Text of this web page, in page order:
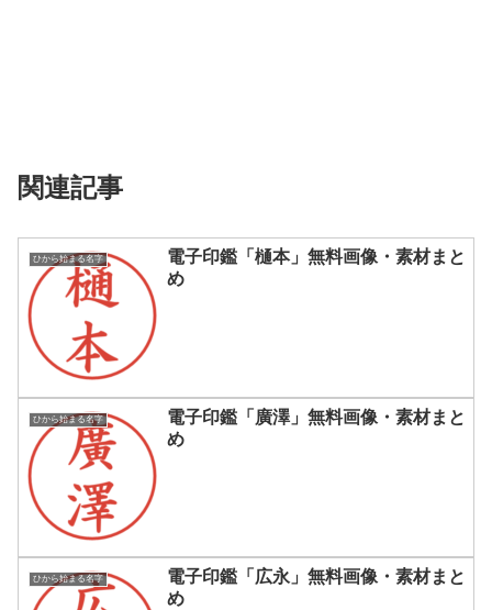
関連記事
ひから始まる名字
電子印鑑「樋本」無料画像・素材まと
め
ひから始まる名字
電子印鑑「廣澤」無料画像・素材まと
め
ひから始まる名字
電子印鑑「広永」無料画像・素材まと
め